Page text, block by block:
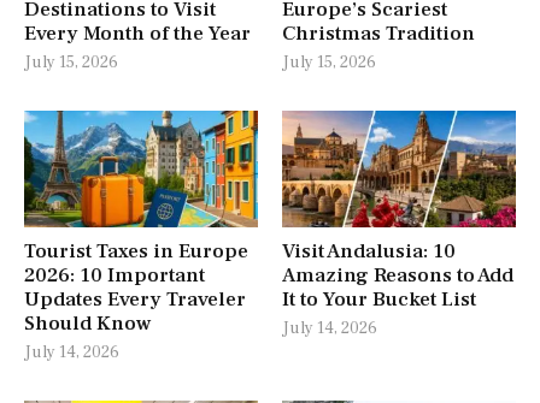
Destinations to Visit
Every Month of the Year
July 15, 2026
Europe’s Scariest
Christmas Tradition
July 15, 2026
Tourist Taxes in Europe
2026: 10 Important
Updates Every Traveler
Should Know
July 14, 2026
Visit Andalusia: 10
Amazing Reasons to Add
It to Your Bucket List
July 14, 2026